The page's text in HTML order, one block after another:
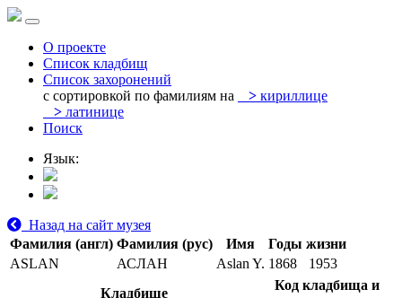
О проекте
Список кладбищ
Список захоронений
с сортировкой по фамилиям на
> кириллице
> латинице
Поиск
Язык:
Назад на сайт музея
Фамилия (англ) Фамилия (рус) Имя
Годы жизни
ASLAN
АСЛАН Aslan Y. 1868
1953
Кладбище
Код кладбища и